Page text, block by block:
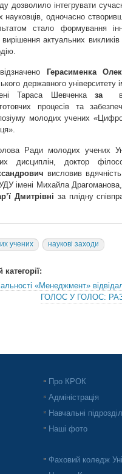
дозволило інтегрувати
науковців, одночасно
стало формування
актуальних
Герасименка
державного
Тараса Шевченказа
процесів та
молодих учених
Ради молодих учених
дисциплін, доктор
висловив
імені Михайла Драгоманова,
Дмитрівні за плідну
учених наукові заходи
«Менеджмент»
ГОЛОС У ГОЛОС:
Про КРОК
Адміністрація
Навчальні
Наші фото
Фаховий коледж